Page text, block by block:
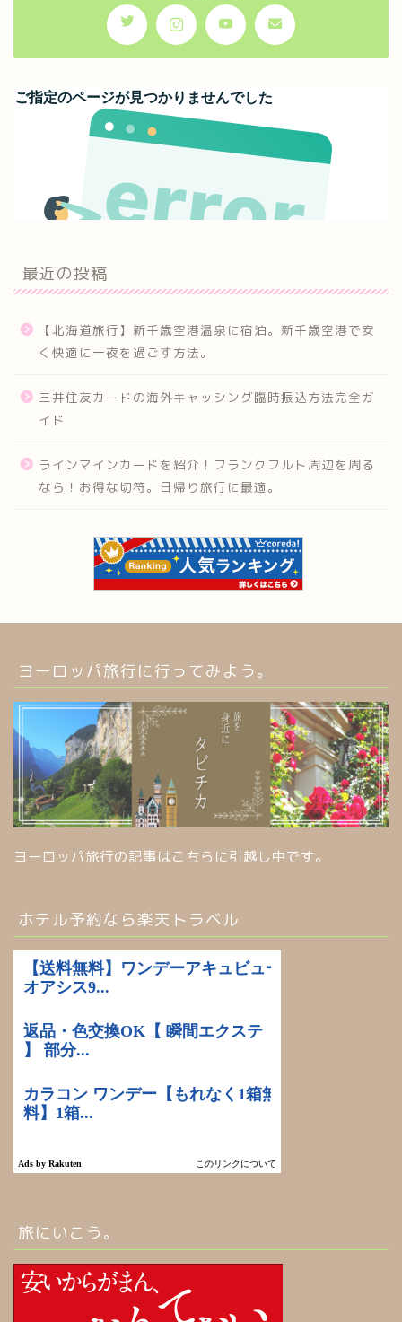
最近の投稿
【北海道旅行】新千歳空港温泉に宿泊。新千歳空港で安
く快適に一夜を過ごす方法。
三井住友カードの海外キャッシング臨時振込方法完全ガ
イド
ラインマインカードを紹介！フランクフルト周辺を周る
なら！お得な切符。日帰り旅行に最適。
ヨーロッパ旅行に行ってみよう。
ヨーロッパ旅行の記事はこちらに引越し中です。
ホテル予約なら楽天トラベル
旅にいこう。